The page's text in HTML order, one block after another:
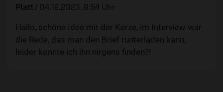
Platt / 04.12.2023, 8:54 Uhr
Hallo, schöne Idee mit der Kerze, im Interview war
die Rede, das man den Brief runterladen kann,
leider konnte ich ihn nirgens finden?!